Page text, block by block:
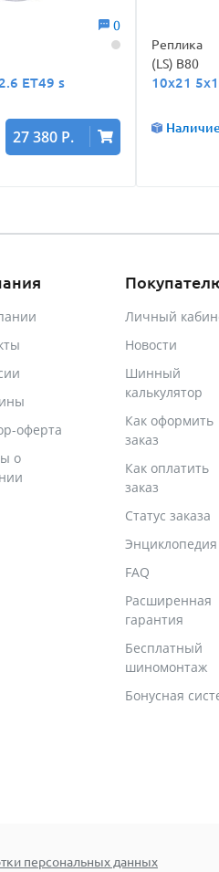
0
ET49 s
27 380 Р.
Реплика
(LS) B80
10x21
оферта
о
Личный
Новости
Шинный
калькулятор
Как оформить
заказ
Как оплатить
заказ
Статус заказа
Энциклопедия
FAQ
Расширенная
гарантия
Бесплатный
шиномонтаж
Бонусная
персональных данных